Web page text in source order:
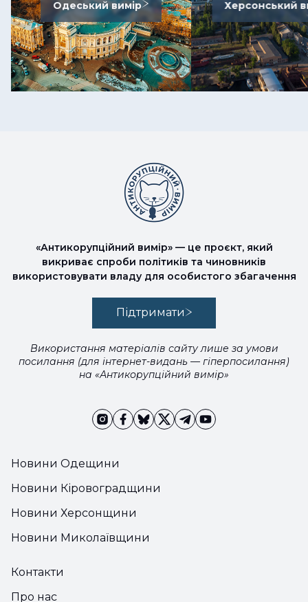
Одеський вимір Херсонський
Новини Одещини
Новини Кіровоградщини
Новини Херсонщини
Новини Миколаївщини
«Антикорупційний вимір» — це проєкт, який
викриває спроби політиків та чиновників
використовувати владу для особистого збагачення
Підтримати
Використання матеріалів сайту лише за умови
посилання (для інтернет-видань — гіперпосилання)
на «Антикорупційний вимір»
Контакти
Про нас